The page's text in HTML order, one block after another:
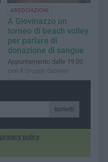
ASSOCIAZIONI
A Giovinazzo un
torneo di beach volley
per parlare di
donazione di sangue
Appuntamento dalle 19.00
con il Gruppo Giovani
Fratres
Iscriviti
privacy policy